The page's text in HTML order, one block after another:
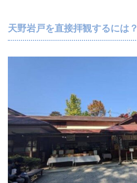
天野岩戸を直接拝観するには？